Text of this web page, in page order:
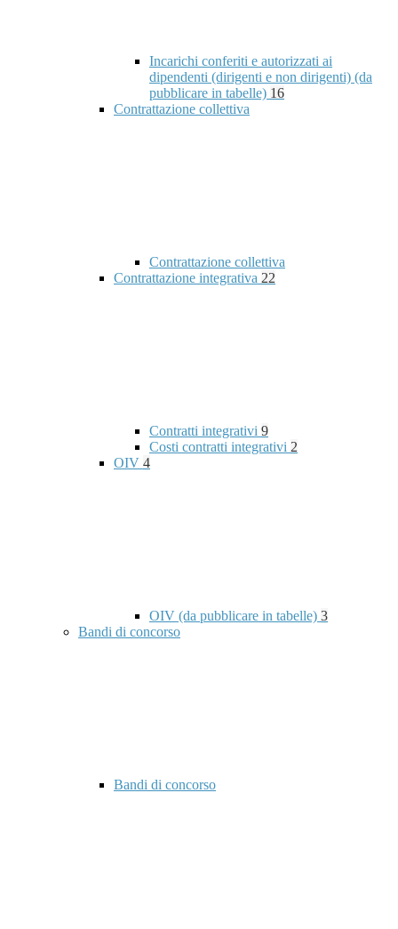
Incarichi conferiti e autorizzati ai
dipendenti (dirigenti e non dirigenti) (da
pubblicare in tabelle) 16
Contrattazione collettiva
Contrattazione collettiva
Contrattazione integrativa 22
Contratti integrativi 9
Costi contratti integrativi 2
OIV 4
OIV (da pubblicare in tabelle) 3
Bandi di concorso
Bandi di concorso